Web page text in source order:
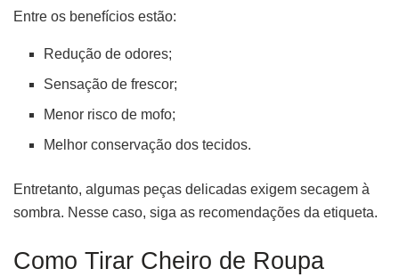
Entre os benefícios estão:
Redução de odores;
Sensação de frescor;
Menor risco de mofo;
Melhor conservação dos tecidos.
Entretanto, algumas peças delicadas exigem secagem à
sombra. Nesse caso, siga as recomendações da etiqueta.
Como Tirar Cheiro de Roupa